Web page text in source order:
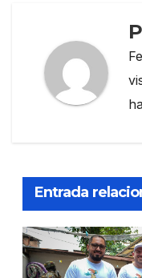
Entrada